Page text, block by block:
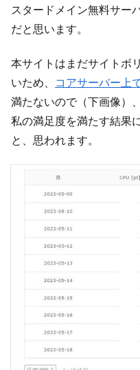
スタードメイン無料サー
だと思います。
本サイトはまだサイトボ
いため、 コアサーバー上
満たないので（下画像）、
私の満足度を満たす結果
と、思われます。